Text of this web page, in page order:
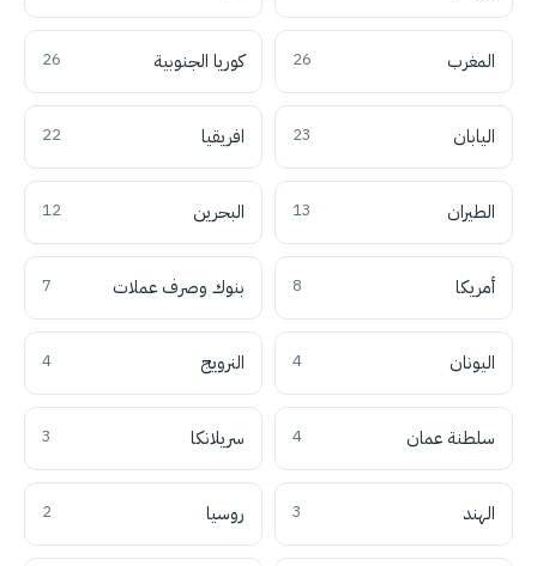
المغرب 26 كوريا الجنوبية 26
اليابان 23 افريقيا 22
الطيران 13 البحرين 12
أمريكا 8 بنوك وصرف عملات 7
اليونان 4 النرويج 4
سلطنة عمان 4 سريلانكا 3
الهند 3 روسيا 2